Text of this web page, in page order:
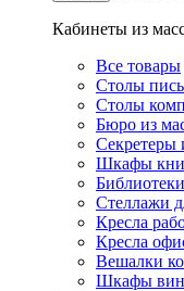
Кабинеты из
Все товары
Столы
Столы
Бюро из
Секретеры
Шкафы
Стеллажи
Кресла
Кресла
Вешалки
Шкафы